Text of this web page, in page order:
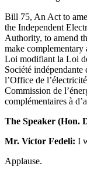
Bill 75, An Act to
the Independent
Authority, to amend
make complementary
Loi modifiant la Loi
Société indépendante
l’Office de
Commission de
complémentaires à
The Speaker (Hon.
Mr. Victor Fedeli: I
Applause.